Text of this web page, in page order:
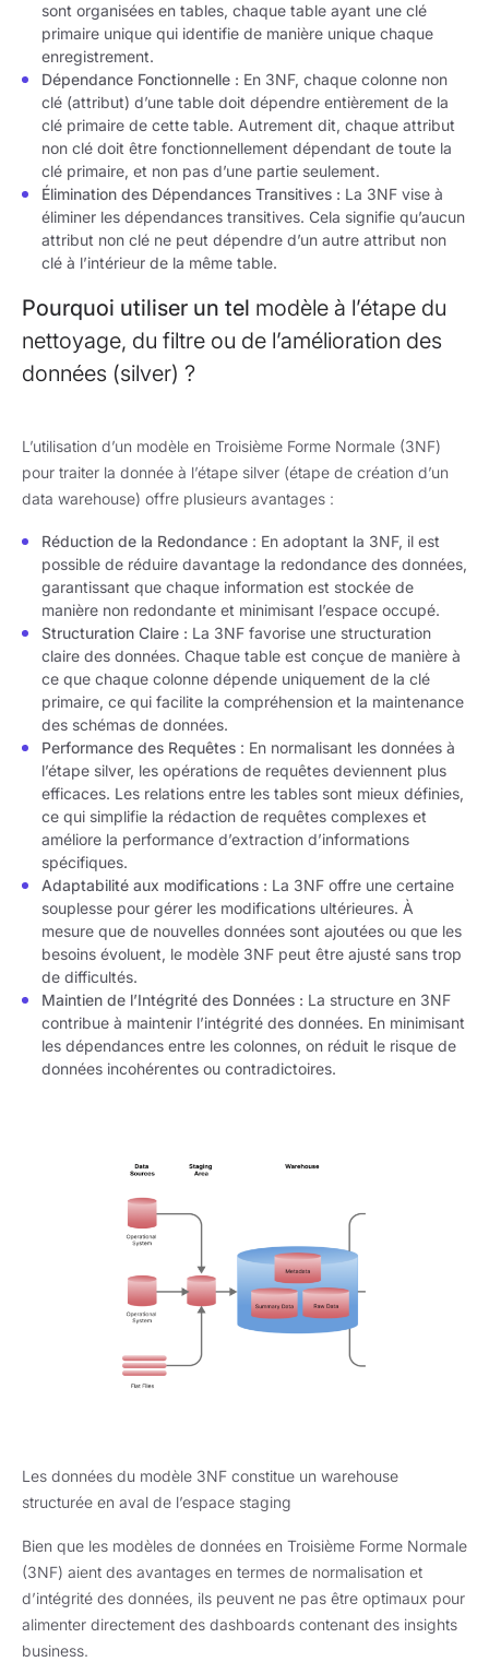
sont organisées en tables, chaque table ayant une clé
primaire unique qui identifie de manière unique chaque
enregistrement.
Dépendance Fonctionnelle : En 3NF, chaque colonne non
clé (attribut) d’une table doit dépendre entièrement de la
clé primaire de cette table. Autrement dit, chaque attribut
non clé doit être fonctionnellement dépendant de toute la
clé primaire, et non pas d’une partie seulement.
Élimination des Dépendances Transitives : La 3NF vise à
éliminer les dépendances transitives. Cela signifie qu’aucun
attribut non clé ne peut dépendre d’un autre attribut non
clé à l’intérieur de la même table.
Pourquoi utiliser un tel modèle à l’étape du
nettoyage, du filtre ou de l’amélioration des
données (silver) ?
L’utilisation d’un modèle en Troisième Forme Normale (3NF)
pour traiter la donnée à l’étape silver (étape de création d’un
data warehouse) offre plusieurs avantages :
Réduction de la Redondance : En adoptant la 3NF, il est
possible de réduire davantage la redondance des données,
garantissant que chaque information est stockée de
manière non redondante et minimisant l’espace occupé.
Structuration Claire : La 3NF favorise une structuration
claire des données. Chaque table est conçue de manière à
ce que chaque colonne dépende uniquement de la clé
primaire, ce qui facilite la compréhension et la maintenance
des schémas de données.
Performance des Requêtes : En normalisant les données à
l’étape silver, les opérations de requêtes deviennent plus
efficaces. Les relations entre les tables sont mieux définies,
ce qui simplifie la rédaction de requêtes complexes et
améliore la performance d’extraction d’informations
spécifiques.
Adaptabilité aux modifications : La 3NF offre une certaine
souplesse pour gérer les modifications ultérieures. À
mesure que de nouvelles données sont ajoutées ou que les
besoins évoluent, le modèle 3NF peut être ajusté sans trop
de difficultés.
Maintien de l’Intégrité des Données : La structure en 3NF
contribue à maintenir l’intégrité des données. En minimisant
les dépendances entre les colonnes, on réduit le risque de
données incohérentes ou contradictoires.
Les données du modèle 3NF constitue un warehouse
structurée en aval de l’espace staging
Bien que les modèles de données en Troisième Forme Normale
(3NF) aient des avantages en termes de normalisation et
d’intégrité des données, ils peuvent ne pas être optimaux pour
alimenter directement des dashboards contenant des insights
business.